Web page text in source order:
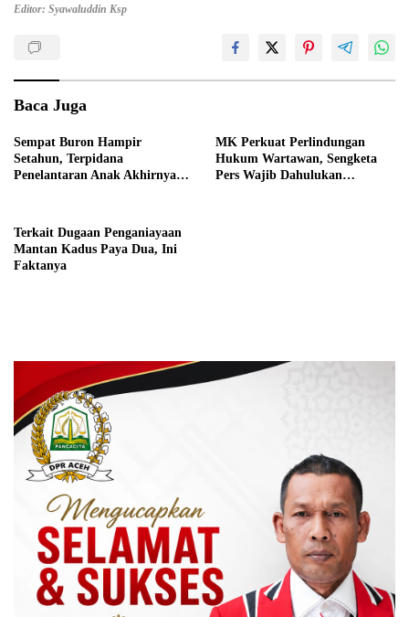
Editor: Syawaluddin Ksp
Baca Juga
Sempat Buron Hampir
Setahun, Terpidana
Penelantaran Anak Akhirnya
MK Perkuat Perlindungan
Hukum Wartawan, Sengketa
Pers Wajib Dahulukan
Terkait Dugaan Penganiayaan
Mantan Kadus Paya Dua, Ini
Faktanya